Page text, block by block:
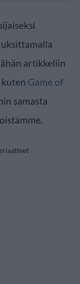
artikkeliin
Game of
samasta